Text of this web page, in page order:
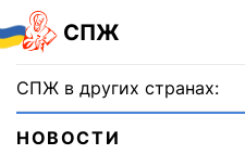
СПЖ
СПЖ в других странах:
НОВОСТИ